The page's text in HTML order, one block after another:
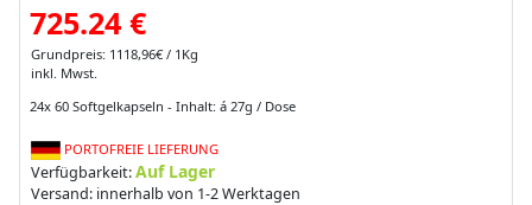
725.24 €
Grundpreis: 1118,96€ / 1Kg
inkl. Mwst.
24x 60 Softgelkapseln - Inhalt: á 27g / Dose
PORTOFREIE LIEFERUNG
Verfügbarkeit:Auf Lager
Versand: innerhalb von 1-2 Werktagen